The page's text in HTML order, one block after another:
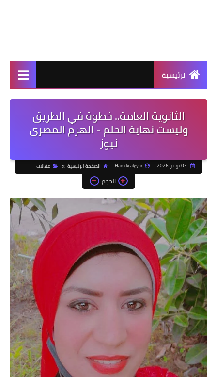
الرئيسية
الثانوية العامة.. خطوة في الطريق
وليست نهاية الحلم - الهرم المصرى
نيوز
Hamdy algyar الصفحة الرئيسية مقالات
الحجم